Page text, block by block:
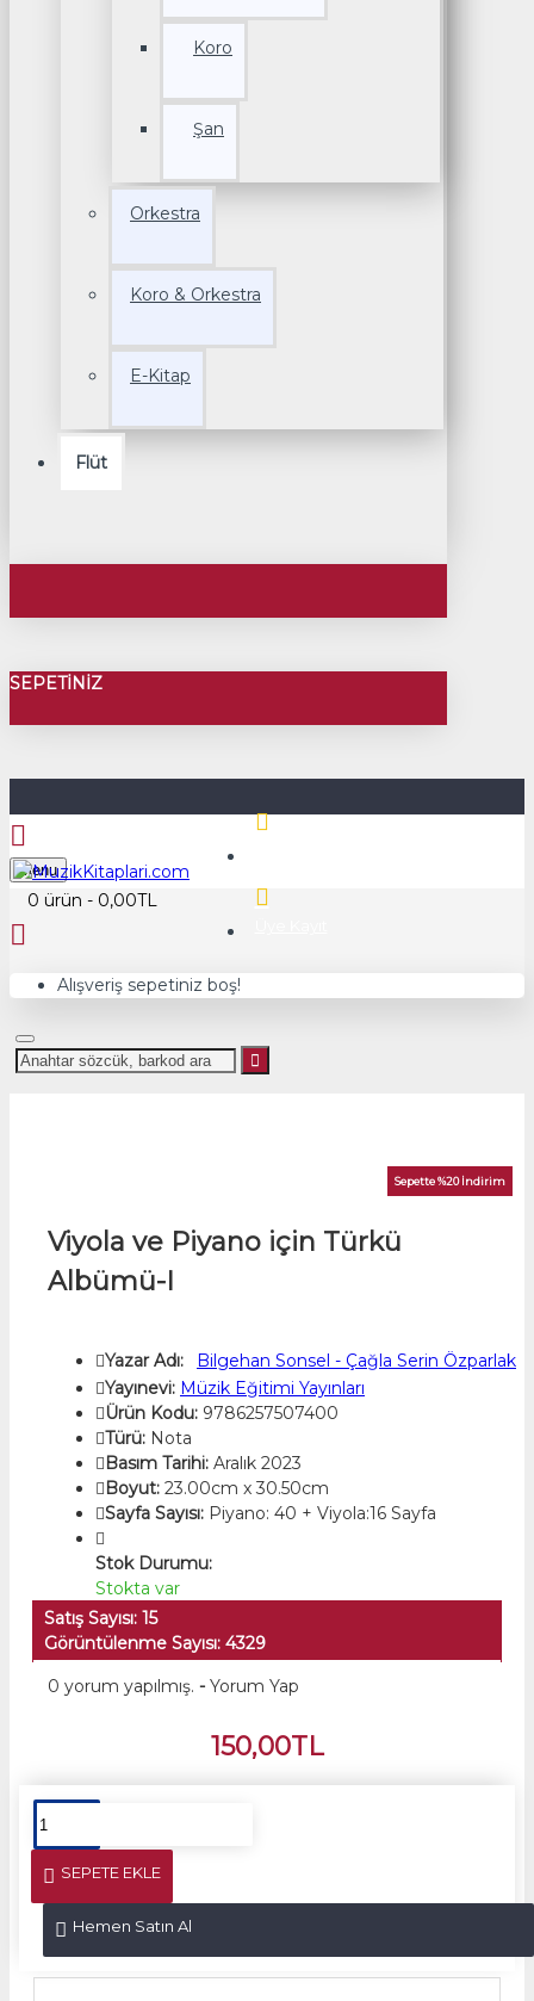
Koro
Şan
Orkestra
Koro & Orkestra
E-Kitap
Flüt
SEPETINIZ
Menu
0 ürün - 0,00TL
Alışveriş sepetiniz boş!
Sepette %20 İndirim
Viyola ve Piyano için Türkü
Albümü-I
Yazar Adı:
Bilgehan Sonsel - Çağla Serin Özparlak
Yayınevi: Müzik Eğitimi Yayınları
Ürün Kodu: 9786257507400
Türü: Nota
Basım Tarihi: Aralık 2023
Boyut: 23.00cm x 30.50cm
Sayfa Sayısı: Piyano: 40 + Viyola:16 Sayfa
Stok Durumu:
Stokta var
Satış Sayısı: 15
Görüntülenme Sayısı: 4329
0 yorum yapılmış. - Yorum Yap
150,00TL
SEPETE EKLE
Hemen Satın Al